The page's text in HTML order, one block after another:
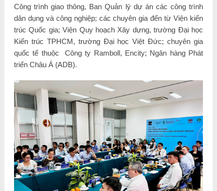
Công trình giao thông, Ban Quản lý dự án các công trình
dân dụng và công nghiệp; các chuyên gia đến từ Viện kiến
trúc Quốc gia; Viện Quy hoạch Xây dựng, trường Đại học
Kiến trúc TPHCM, trường Đại học Việt Đức; chuyên gia
quốc tế thuộc Công ty Ramboll, Encity; Ngân hàng Phát
triển Châu Á (ADB).